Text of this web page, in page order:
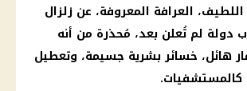
، العرافة المعروفة، عن زلزال
لم تُعلن بعد، مُحذرة من أنه
هائل، خسائر بشرية جسيمة، وتعطيل
كالمستشفيات.